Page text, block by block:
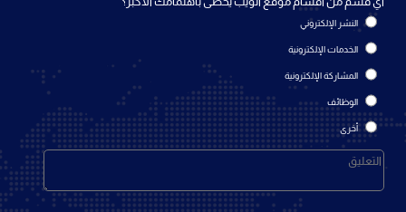
النشر الإلكتروني
الخدمات الإلكترونية
المشاركة الإلكترونية
الوظائف
أخرى